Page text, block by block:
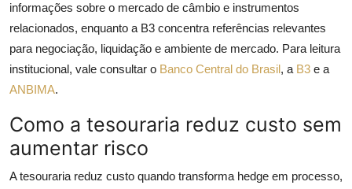
informações sobre o mercado de câmbio e instrumentos
relacionados, enquanto a B3 concentra referências relevantes
para negociação, liquidação e ambiente de mercado. Para leitura
institucional, vale consultar o Banco Central do Brasil, a B3 e a
ANBIMA.
Como a tesouraria reduz custo sem
aumentar risco
A tesouraria reduz custo quando transforma hedge em processo,